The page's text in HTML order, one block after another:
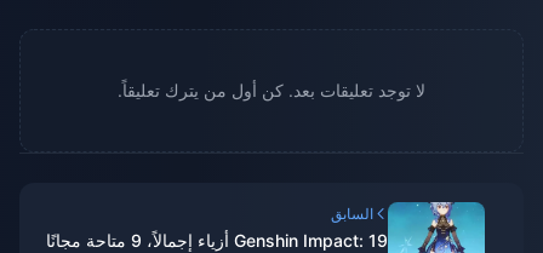
لا توجد تعليقات بعد. كن أول من يترك تعليقاً.
السابق
Genshin Impact: 19 أزياء إجمالاً، 9 متاحة مجانًا